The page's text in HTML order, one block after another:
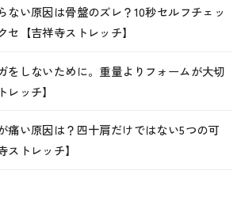
ない原因は骨盤のズレ？10秒セルフチェッ
セ【吉祥寺ストレッチ】
をしないために。重量よりフォームが大切
ッチ】
痛い原因は？四十肩だけではない5つの可
トレッチ】